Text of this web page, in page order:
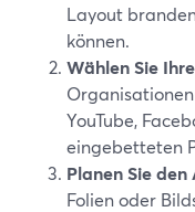
Layout
können.
Wählen Sie
YouTube,
eingebetteten
Planen Sie den
Folien oder